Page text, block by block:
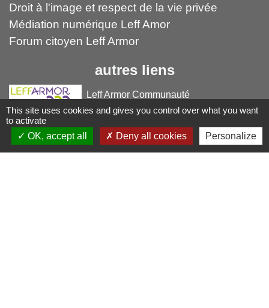
Droit à l'image et respect de la vie privée
Médiation numérique Leff Amor
Forum citoyen Leff Armor
autres liens
Leff Armor Communauté
France Services
Falaises d'Armor (Office du tourismes)
This site uses cookies and gives you control over what you want
to activate
OK, accept all
Deny all cookies Personalize